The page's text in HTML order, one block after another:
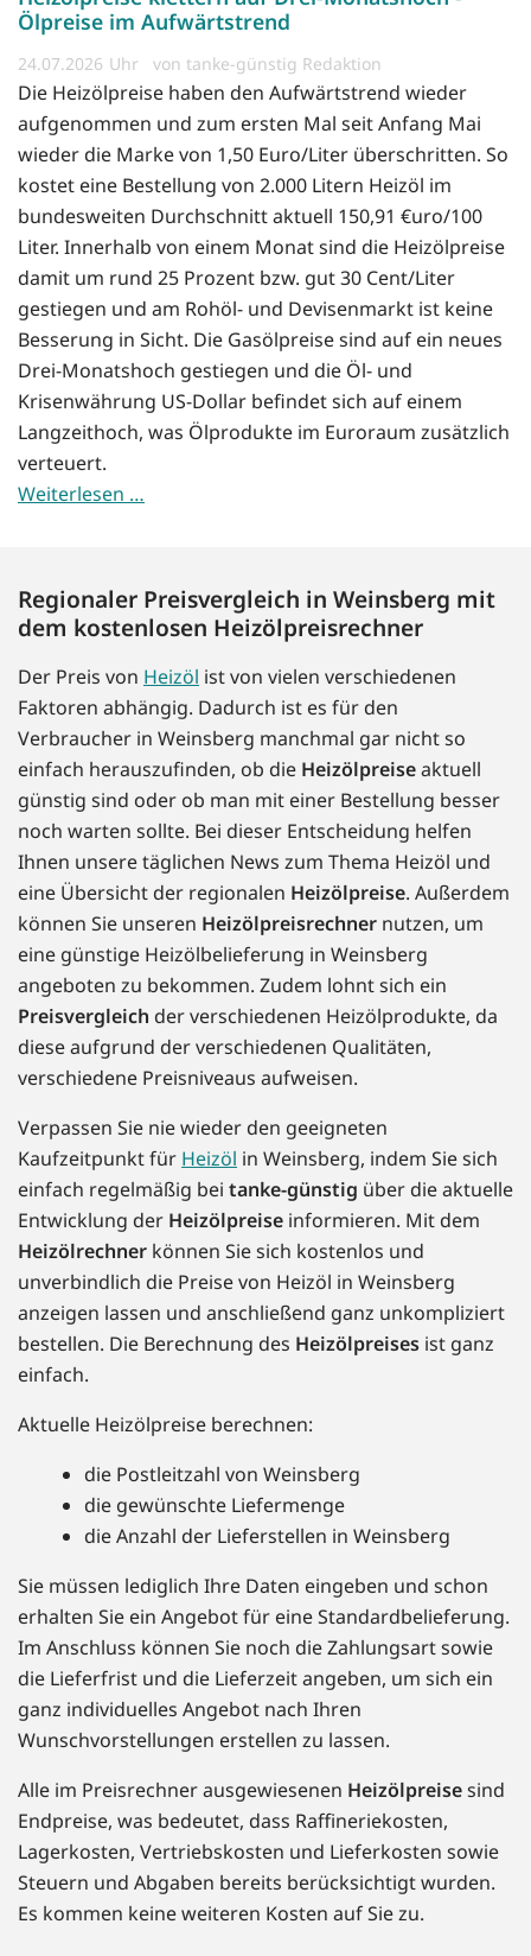
Ölpreise im Aufwärtstrend
24.07.2026 von tanke-günstig Redaktion
Die Heizölpreise haben den Aufwärtstrend wieder
aufgenommen und zum ersten Mal seit Anfang Mai
wieder die Marke von 1,50 Euro/Liter überschritten. So
kostet eine Bestellung von 2.000 Litern Heizöl im
bundesweiten Durchschnitt aktuell 150,91 €uro/100
Liter. Innerhalb von einem Monat sind die Heizölpreise
damit um rund 25 Prozent bzw. gut 30 Cent/Liter
gestiegen und am Rohöl- und Devisenmarkt ist keine
Besserung in Sicht. Die Gasölpreise sind auf ein neues
Drei-Monatshoch gestiegen und die Öl- und
Krisenwährung US-Dollar befindet sich auf einem
Langzeithoch, was Ölprodukte im Euroraum zusätzlich
verteuert.
Weiterlesen …
Regionaler Preisvergleich in Weinsberg mit
dem kostenlosen Heizölpreisrechner
Der Preis von Heizöl ist von vielen verschiedenen
Faktoren abhängig. Dadurch ist es für den
Verbraucher in Weinsberg manchmal gar nicht so
einfach herauszufinden, ob die Heizölpreiseaktuell
günstig sind oder ob man mit einer Bestellung besser
noch warten sollte. Bei dieser Entscheidung helfen
Ihnen unsere täglichen News zum Thema Heizöl und
eine Übersicht der regionalen Heizölpreise. Außerdem
können Sie unseren Heizölpreisrechner nutzen, um
eine günstige Heizölbelieferung in Weinsberg
angeboten zu bekommen. Zudem lohnt sich ein
Preisvergleich der verschiedenen Heizölprodukte, da
diese aufgrund der verschiedenen Qualitäten,
verschiedene Preisniveaus aufweisen.
Verpassen Sie nie wieder den geeigneten
Kaufzeitpunkt für Heizöl in Weinsberg, indem Sie sich
einfach regelmäßig bei tanke-günstig über die aktuelle
Entwicklung der Heizölpreise informieren. Mit dem
Heizölrechner können Sie sich kostenlos und
unverbindlich die Preise von Heizöl in Weinsberg
anzeigen lassen und anschließend ganz unkompliziert
bestellen. Die Berechnung des Heizölpreises ist ganz
einfach.
Aktuelle Heizölpreise berechnen:
die Postleitzahl von Weinsberg
die gewünschte Liefermenge
die Anzahl der Lieferstellen in Weinsberg
Sie müssen lediglich Ihre Daten eingeben und schon
erhalten Sie ein Angebot für eine Standardbelieferung.
Im Anschluss können Sie noch die Zahlungsart sowie
die Lieferfrist und die Lieferzeit angeben, um sich ein
ganz individuelles Angebot nach Ihren
Wunschvorstellungen erstellen zu lassen.
Alle im Preisrechner ausgewiesenen Heizölpreisesind
Endpreise, was bedeutet, dass Raffineriekosten,
Lagerkosten, Vertriebskosten und Lieferkosten sowie
Steuern und Abgaben bereits berücksichtigt wurden.
Es kommen keine weiteren Kosten auf Sie zu.